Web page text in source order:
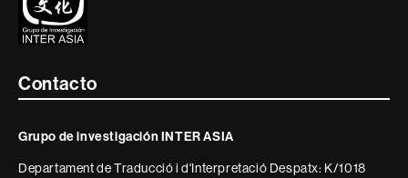
informació
legal
Contacto
Grupo de investigación INTER ASIA
Departament de Traducció i d'Interpretació Despatx: K/1018